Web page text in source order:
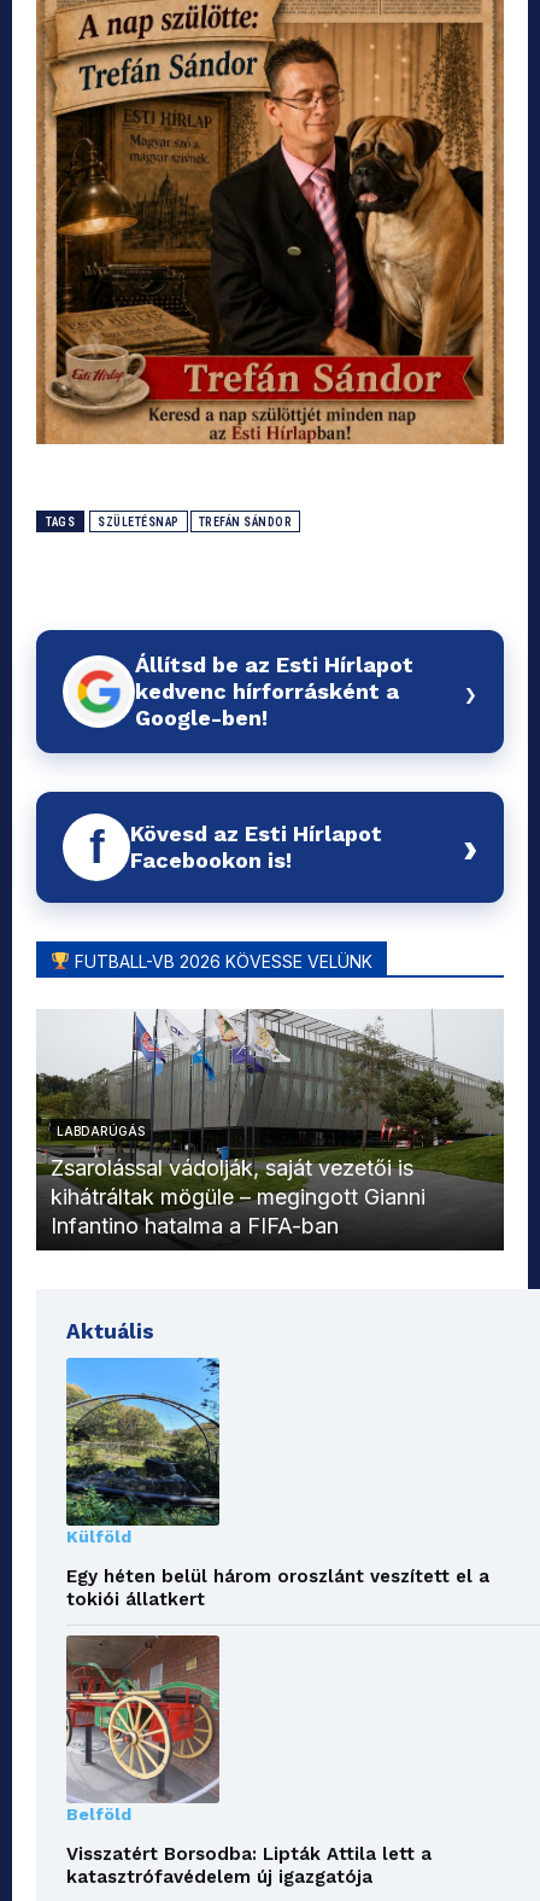
TAGS SZÜLETÉSNAP TREFÁN SÁNDOR
Állítsd be az Esti Hírlapot
kedvenc hírforrásként a
Google-ben!
›
f
Kövesd az Esti Hírlapot
Facebookon is!
›
FUTBALL-VB 2026 KÖVESSE VELÜNK
LABDARÚGÁS
Zsarolással vádolják, saját vezetői is
kihátráltak mögüle – megingott Gianni
Infantino hatalma a FIFA-ban
Aktuális
Külföld
Egy héten belül három oroszlánt veszített el a
tokiói állatkert
Belföld
Visszatért Borsodba: Lipták Attila lett a
katasztrófavédelem új igazgatója